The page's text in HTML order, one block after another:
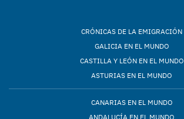
CRÓNICAS DE LA EMIGRACIÓN
GALICIA EN EL MUNDO
CASTILLA Y LEÓN EN EL MUNDO
ASTURIAS EN EL MUNDO
CANARIAS EN EL MUNDO
ANDALUCÍA EN EL MUNDO